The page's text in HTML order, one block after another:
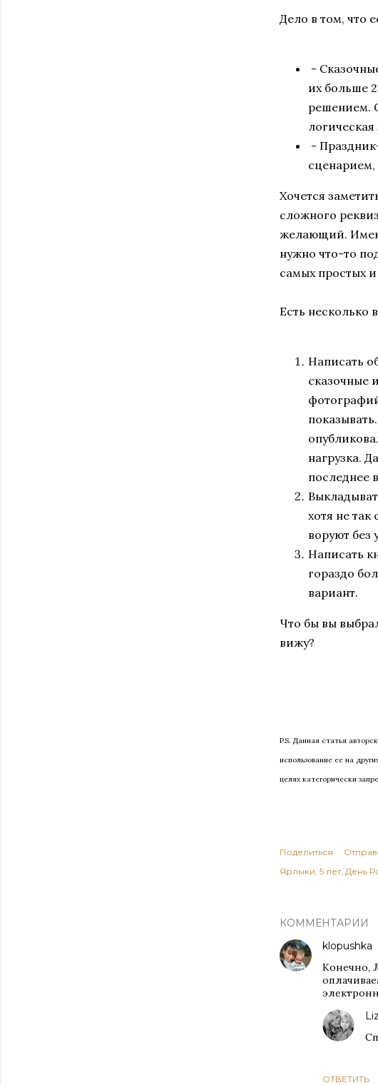
Дело в том, что
-
их больше
решением.
-
Хочется
сложного
желающий.
нужно что-то
самых простых
Есть несколько
Написать
сказочные
нагрузка.
последнее
хотя не
воруют без
Написать
гораздо
вариант.
Что бы вы
вижу?
P.S. Данная статья
использование ее на
целях категорически
Поделиться
Ярлыки: 5 лет День
КОММЕНТАРИИ
klopushka
Конечно,
ОТВЕТИТЬ